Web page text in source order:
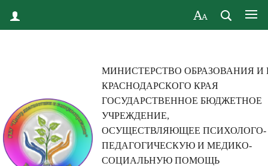
МИНИСТЕРСТВО ОБРАЗОВАНИЯ И
КРАСНОДАРСКОГО КРАЯ
ГОСУДАРСТВЕННОЕ БЮДЖЕТНОЕ
УЧРЕЖДЕНИЕ,
ОСУЩЕСТВЛЯЮЩЕЕ ПСИХОЛОГО-
ПЕДАГОГИЧЕСКУЮ И МЕДИКО-
СОЦИАЛЬНУЮ ПОМОЩЬ